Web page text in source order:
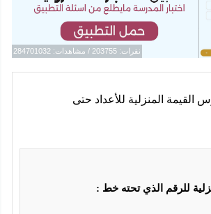
نقرات: 203755 / مشاهدات: 284701032
القيمة المنزلية للأعداد حتى
للرقم الذي تحته خط :